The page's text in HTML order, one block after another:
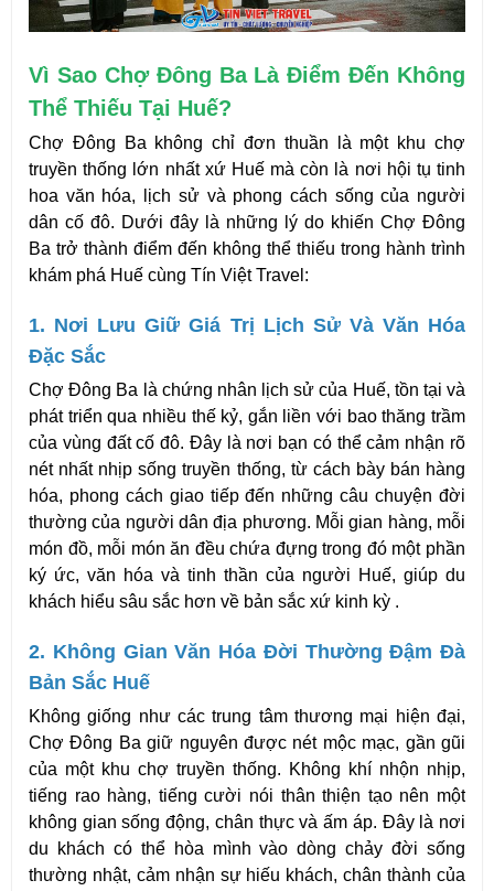
Vì Sao Chợ Đông Ba Là Điểm Đến Không
Thể Thiếu Tại Huế?
Chợ Đông Ba không chỉ đơn thuần là một khu chợ
truyền thống lớn nhất xứ Huế mà còn là nơi hội tụ tinh
hoa văn hóa, lịch sử và phong cách sống của người
dân cố đô. Dưới đây là những lý do khiến Chợ Đông
Ba trở thành điểm đến không thể thiếu trong hành trình
khám phá Huế cùng Tín Việt Travel:
1. Nơi Lưu Giữ Giá Trị Lịch Sử Và Văn Hóa
Đặc Sắc
Chợ Đông Ba là chứng nhân lịch sử của Huế, tồn tại và
phát triển qua nhiều thế kỷ, gắn liền với bao thăng trầm
của vùng đất cố đô. Đây là nơi bạn có thể cảm nhận rõ
nét nhất nhịp sống truyền thống, từ cách bày bán hàng
hóa, phong cách giao tiếp đến những câu chuyện đời
thường của người dân địa phương. Mỗi gian hàng, mỗi
món đồ, mỗi món ăn đều chứa đựng trong đó một phần
ký ức, văn hóa và tinh thần của người Huế, giúp du
khách hiểu sâu sắc hơn về bản sắc xứ kinh kỳ .
2. Không Gian Văn Hóa Đời Thường Đậm Đà
Bản Sắc Huế
Không giống như các trung tâm thương mại hiện đại,
Chợ Đông Ba giữ nguyên được nét mộc mạc, gần gũi
của một khu chợ truyền thống. Không khí nhộn nhịp,
tiếng rao hàng, tiếng cười nói thân thiện tạo nên một
không gian sống động, chân thực và ấm áp. Đây là nơi
du khách có thể hòa mình vào dòng chảy đời sống
thường nhật, cảm nhận sự hiếu khách, chân thành của